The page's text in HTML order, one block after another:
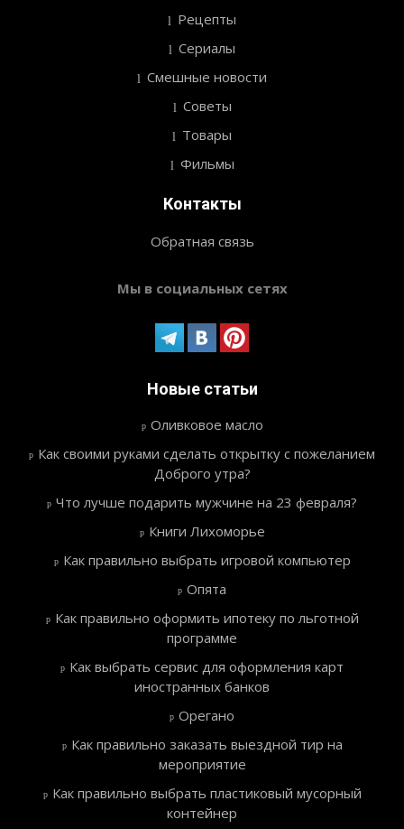
Рецепты
Сериалы
Смешные новости
Советы
Товары
Фильмы
Контакты
Обратная связь
Мы в социальных сетях
Новые статьи
Оливковое масло
Как своими руками сделать открытку с пожеланием
Доброго утра?
Что лучше подарить мужчине на 23 февраля?
Книги Лихоморье
Как правильно выбрать игровой компьютер
Опята
Как правильно оформить ипотеку по льготной
программе
Как выбрать сервис для оформления карт
иностранных банков
Орегано
Как правильно заказать выездной тир на
мероприятие
Как правильно выбрать пластиковый мусорный
контейнер